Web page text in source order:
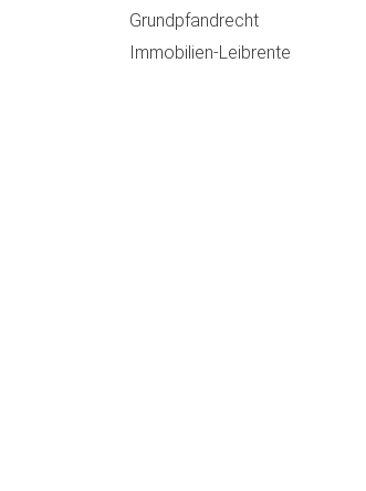
Grundpfandrecht
Immobilien-Leibrente